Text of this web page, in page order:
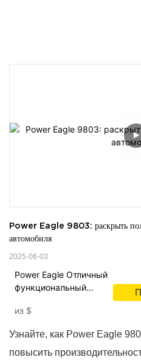
Power Eagle 9803: раскрыть
автомобиля
2025-06-03
Power Eagle Отличный
функциональный
октановый бустерный
автомобиля для
автомобиля
из $
Узнайте, как Power Eagle
повысить